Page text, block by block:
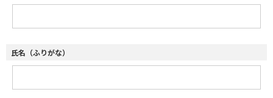
氏名（ふりがな）